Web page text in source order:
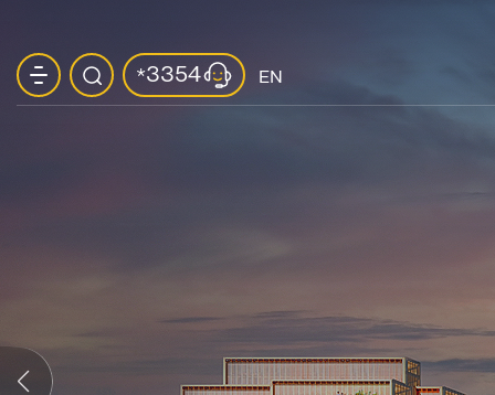
EN
3354
*